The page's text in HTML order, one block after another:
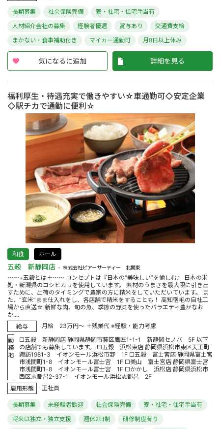
長期募集 社会保険完備
寮・社宅・住宅手当有
人材紹介会社の募集
経験者優遇 賞与あり
交通費支給
まかない・食事補助付き
マイカー通勤可 月8日以上休み
気になるに追加 詳細を見る
福利厚生・待遇充実で働きやすい☆車通勤可◇安定企業
◇駅チカで通勤に便利☆
和食 ホール
五穀 新静岡店 株式会社ピアーサーティー 北関東
～～+五穀とは＋～～ コンセプトは『日本の“美味しい”を愉しむ』 日本の米
処・新潟県のコシヒカリを使用しています。 素材のうまさを最大限に引き出
すために、出荷のタイミングで農家の方に精米をしていただいています。 ま
た、“玄米”まま仕入れをし、各店舗で精米をすることも！ 高知宿毛の自社工
場から直送☆ 新鮮な肉、旬の魚、季節の野菜を使ったバラエティ豊かなお
か....
給与
月給 23万円～ ＋残業代 ※経験・能力考慮
勤
務
地
□五穀 新静岡店 静岡県静岡市葵区鷹匠1-1-1 新静岡セノバ 5F 以下
の店舗でも募集しています。 □五穀 浜松東店 静岡県浜松市東区天王町
諏訪1981-3 イオンモール浜松市野 1F □五穀 富士宮店 静岡県富士宮
市浅間町1-8 イオンモール富士宮 1F □美山 富士宮店 静岡県富士宮
市浅間町1-8 イオンモール富士宮 1F □かかし 浜松店 静岡県浜松市
西区志都呂2-37-1 イオンモール浜松志都呂 2F
雇用形態
正社員
長期募集 未経験者歓迎 社会保険完備
寮・社宅・住宅手当有
将来は独立・独立支援
週休2日制
研修制度有り